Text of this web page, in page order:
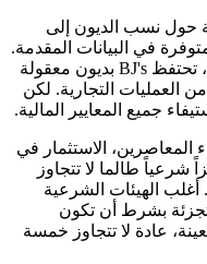
حول نسب الديون إلى
في البيانات المقدمة.
بناءً على التقارير المالية العامة للشركة، تحتفظ BJ's بديون معقولة
العمليات التجارية. لكن
جميع المعايير المالية.
الاستثمار في
شرعياً طالما لا تتجاوز
الهيئات الشرعية
بشرط أن تكون
عادة لا تتجاوز خمسة